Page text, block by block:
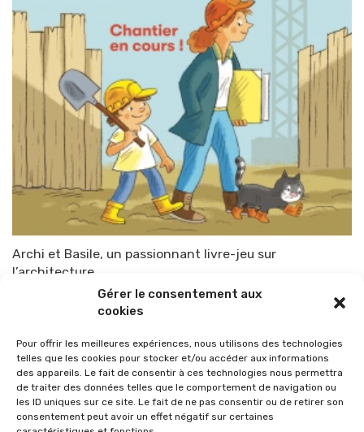
Gérer le consentement aux
cookies
Pour offrir les meilleures expériences, nous utilisons des technologies
telles que les cookies pour stocker et/ou accéder aux informations
des appareils. Le fait de consentir à ces technologies nous permettra
de traiter des données telles que le comportement de navigation ou
les ID uniques sur ce site. Le fait de ne pas consentir ou de retirer son
consentement peut avoir un effet négatif sur certaines
Archi et Basile, un passionnant livre-jeu sur
l’architecture
TOP-PARENTS 9 décembre 2022